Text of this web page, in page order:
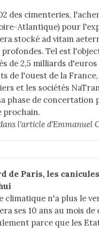
des cimenteries,
Atlantique) pour
stocké ad vitam
Tel est
de 2,5 milliards
de l'ouest de la
et les sociétés
phase de concertation
prochain.
l'article d'Emmanuel
de Paris, les
climatique n'a plus le
ses 10 ans au mois
parce que les